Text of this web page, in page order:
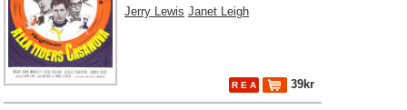
Jerry Lewis Janet Leigh
R E A 39kr